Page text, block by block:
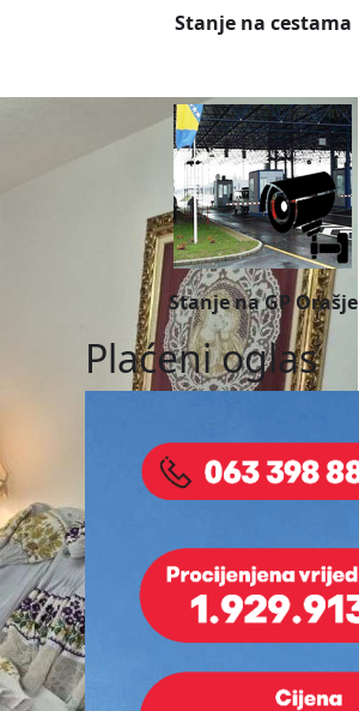
Stanje na cestama
Stanje na GP Orašje
Plaćeni oglas